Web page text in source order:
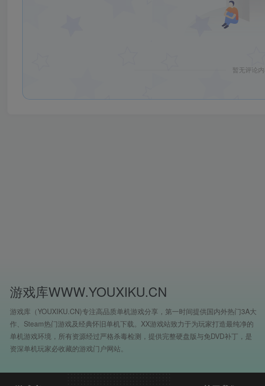
暂无评论
游戏库WWW.YOUXIKU.CN
游戏库（YOUXIKU.CN)专注高品质单机游戏分享，第一时间提供国内外热门3A大
作、Steam热门游戏及经典怀旧单机下载。XX游戏站致力于为玩家打造最纯净的
单机游戏环境，所有资源经过严格杀毒检测，提供完整硬盘版与免DVD补丁，是
资深单机玩家必收藏的游戏门户网站。